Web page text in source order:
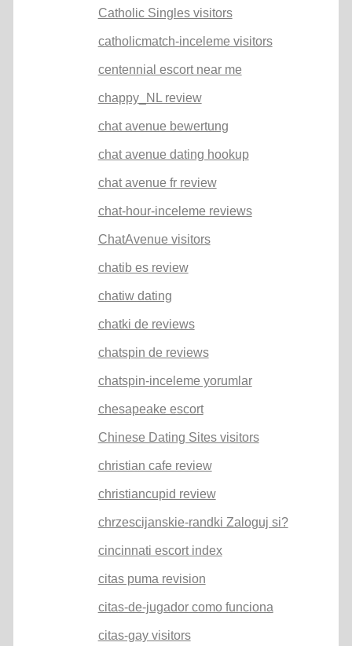
Catholic Singles visitors
catholicmatch-inceleme visitors
centennial escort near me
chappy_NL review
chat avenue bewertung
chat avenue dating hookup
chat avenue fr review
chat-hour-inceleme reviews
ChatAvenue visitors
chatib es review
chatiw dating
chatki de reviews
chatspin de reviews
chatspin-inceleme yorumlar
chesapeake escort
Chinese Dating Sites visitors
christian cafe review
christiancupid review
chrzescijanskie-randki Zaloguj si?
cincinnati escort index
citas puma revision
citas-de-jugador como funciona
citas-gay visitors